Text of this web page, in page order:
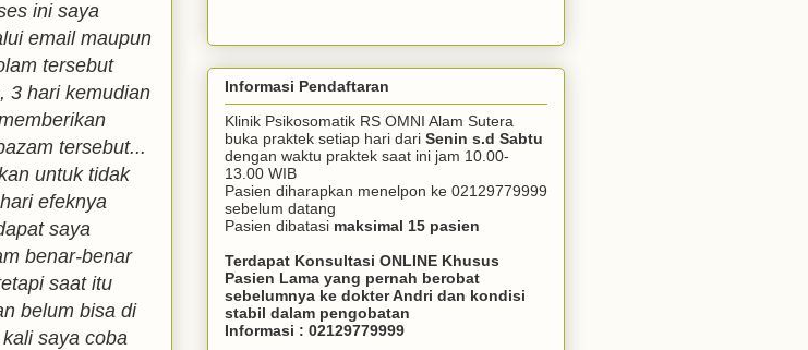
ini saya
email maupun
tersebut
3 hari kemudian
tersebut...
untuk tidak
efeknya
saya
benar-benar
saat itu
belum bisa di
saya coba
Informasi Pendaftaran
Klinik Psikosomatik RS OMNI Alam Sutera
buka praktek setiap hari dari Senin s.d Sabtu
dengan waktu praktek saat ini jam 10.00-
13.00 WIB
Pasien diharapkan menelpon ke 02129779999
sebelum datang
Pasien dibatasi maksimal 15 pasien
Terdapat Konsultasi ONLINE Khusus
Pasien Lama yang pernah berobat
sebelumnya ke dokter Andri dan kondisi
stabil dalam pengobatan
Informasi : 02129779999